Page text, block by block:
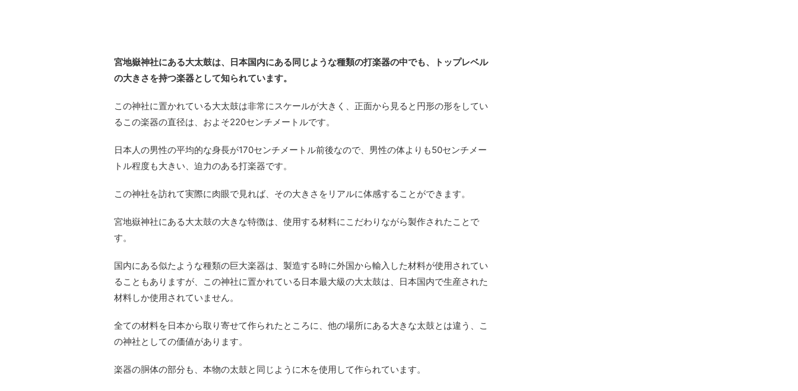
宮地嶽神社にある大太鼓は、日本国内にある同じような種類の打楽器の中でも、トップレベル
の大きさを持つ楽器として知られています。
この神社に置かれている大太鼓は非常にスケールが大きく、正面から見ると円形の形をしてい
るこの楽器の直径は、およそ220センチメートルです。
日本人の男性の平均的な身長が170センチメートル前後なので、男性の体よりも50センチメー
トル程度も大きい、迫力のある打楽器です。
この神社を訪れて実際に肉眼で見れば、その大きさをリアルに体感することができます。
宮地嶽神社にある大太鼓の大きな特徴は、使用する材料にこだわりながら製作されたことで
す。
国内にある似たような種類の巨大楽器は、製造する時に外国から輸入した材料が使用されてい
ることもありますが、この神社に置かれている日本最大級の大太鼓は、日本国内で生産された
材料しか使用されていません。
全ての材料を日本から取り寄せて作られたところに、他の場所にある大きな太鼓とは違う、こ
の神社としての価値があります。
楽器の胴体の部分も、本物の太鼓と同じように木を使用して作られています。